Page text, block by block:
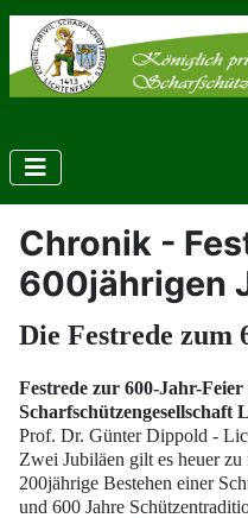
Chronik -
600jährigen
Die Festrede zum
Festrede zur 600-Jahr-
Scharfschützengesellschaft
Prof. Dr. Günter Dippold -
Zwei Jubiläen gilt es heuer
200jährige Bestehen einer
und 600 Jahre